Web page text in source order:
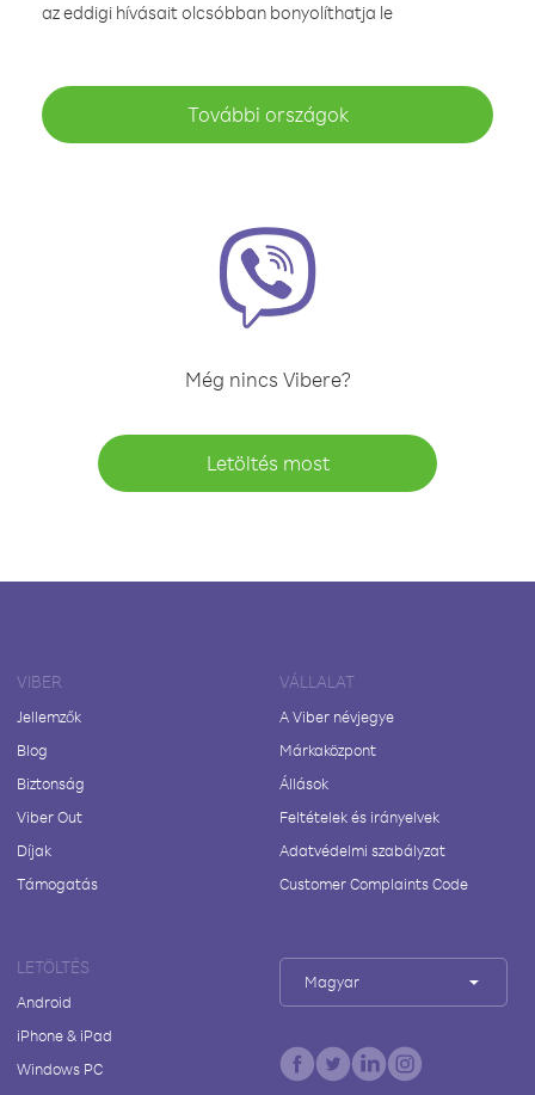
az eddigi hívásait olcsóbban bonyolíthatja le
További országok
Még nincs Vibere?
Letöltés most
VIBER
Jellemzők
Blog
Biztonság
Viber Out
Díjak
Támogatás
VÁLLALAT
A Viber névjegye
Márkaközpont
Állások
Feltételek és irányelvek
Adatvédelmi szabályzat
Customer Complaints Code
LETÖLTÉS
Android
iPhone & iPad
Windows PC
Magyar